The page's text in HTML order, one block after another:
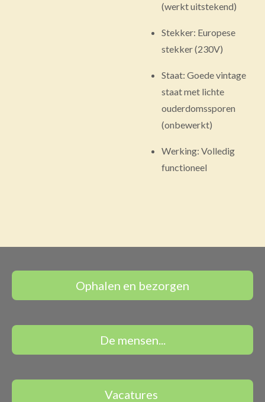
(werkt uitstekend)
Stekker: Europese
stekker (230V)
Staat: Goede vintage
staat met lichte
ouderdomssporen
(onbewerkt)
Werking: Volledig
functioneel
Ophalen en bezorgen
De mensen...
Vacatures